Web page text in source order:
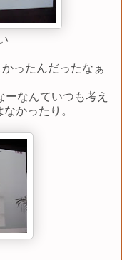
ったんだったなぁ
なんていつも考え
かったり。